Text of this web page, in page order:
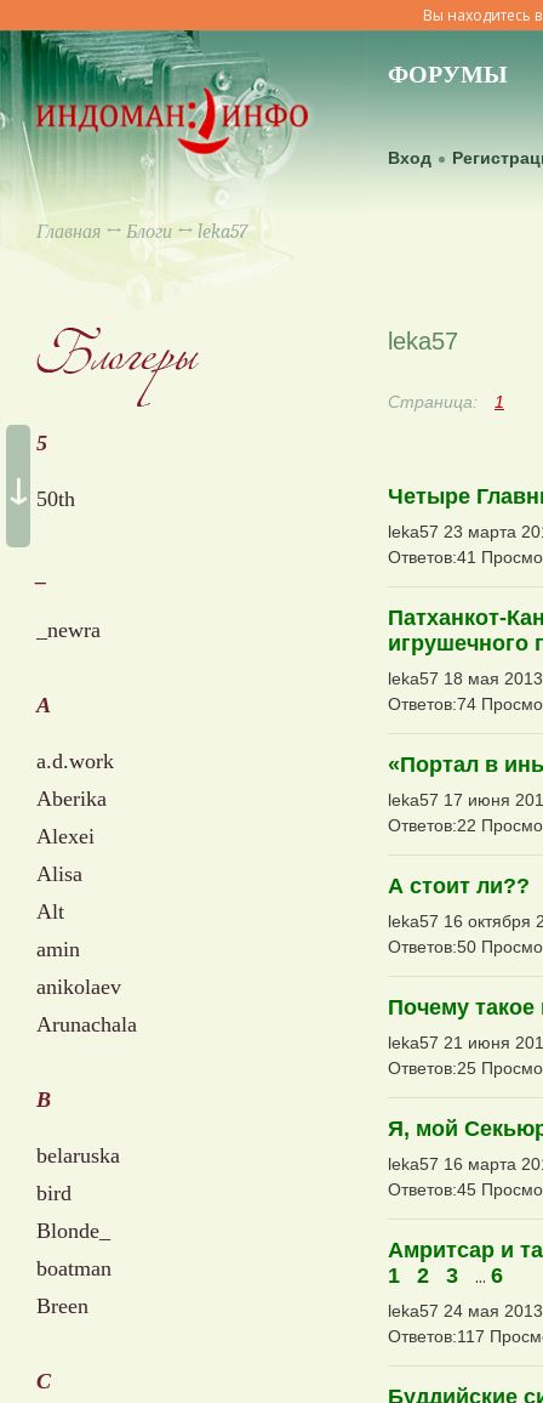
Вы находитесь
ФОРУМЫ
Вход
Главная ↔ Блоги ↔ leka57
↓
5
50th
_newra
A
a.d.work
Aberika
Alexei
Alisa
Alt
amin
anikolaev
Arunachala
B
belaruska
bird
Blonde_
boatman
Breen
C
leka57
Страница: 1
Четыре
leka57 23 марта
Ответов:41
Патханкот-
игрушечного
leka57 18 мая
Ответов:74
«Портал в
leka57 17 июня
Ответов:22
А стоит ли??
leka57 16 октября
Ответов:50
Почему такое
leka57 21 июня
Ответов:25
Я, мой
leka57 16 марта
Ответов:45
Амритсар и
1
2 3 ... 6
leka57 24 мая
Ответов:117
Буддийские